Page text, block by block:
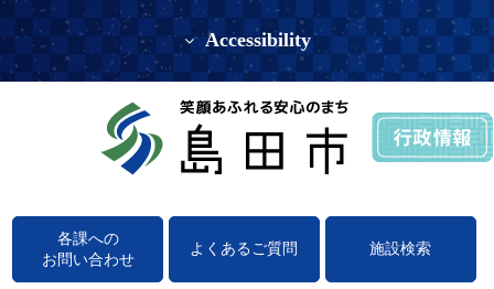
Accessibility
各課への
お問い合わせ
よくあるご質問 施設検索